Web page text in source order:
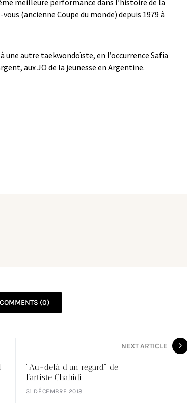
meilleure performance dans l’histoire de la
(ancienne Coupe du monde) depuis 1979 à
une autre taekwondoïste, en l’occurrence Safia
aux JO de la jeunesse en Argentine.
(0)
NEXT ARTICLE
"Au-delà d’un regard" de
l’artiste Chahidi
31 DÉCEMBRE 2018